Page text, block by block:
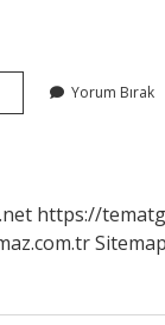
Yorum Bırak
https://
Sitemap